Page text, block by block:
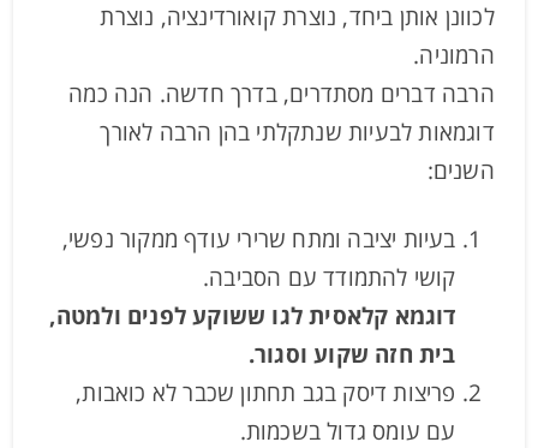
לכוונן אותן ביחד, נוצרת קואורדינציה, נוצרת
הרמוניה.
הרבה דברים מסתדרים, בדרך חדשה. הנה כמה
דוגמאות לבעיות שנתקלתי בהן הרבה לאורך
השנים:
בעיות יציבה ומתח שרירי עודף ממקור נפשי,
קושי להתמודד עם הסביבה.
דוגמא קלאסית לגו ששוקע לפנים ולמטה,
בית חזה שקוע וסגור.
פריצות דיסק בגב תחתון שכבר לא כואבות,
עם עומס גדול בשכמות.